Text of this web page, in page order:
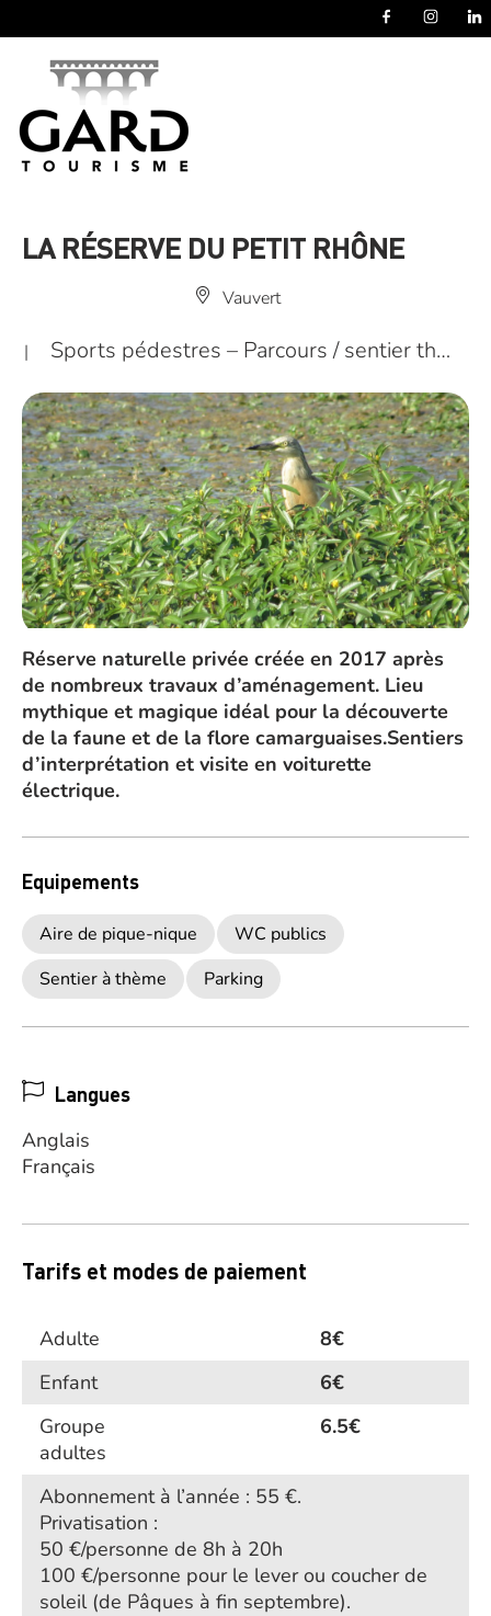
LA RÉSERVE DU PETIT RHÔNE
Vauvert
| Sports pédestres – Parcours / sentier th…
Réserve naturelle privée créée en 2017 après
de nombreux travaux d’aménagement. Lieu
mythique et magique idéal pour la découverte
de la faune et de la flore camarguaises.Sentiers
d’interprétation et visite en voiturette
électrique.
Equipements
Aire de pique-nique
WC publics
Sentier à thème
Parking
Langues
Anglais
Français
Tarifs et modes de paiement
Adulte
8€
Enfant
6€
Groupe
adultes
6.5€
Abonnement à l’année : 55 €.
Privatisation :
50 €/personne de 8h à 20h
100 €/personne pour le lever ou coucher de
soleil (de Pâques à fin septembre).